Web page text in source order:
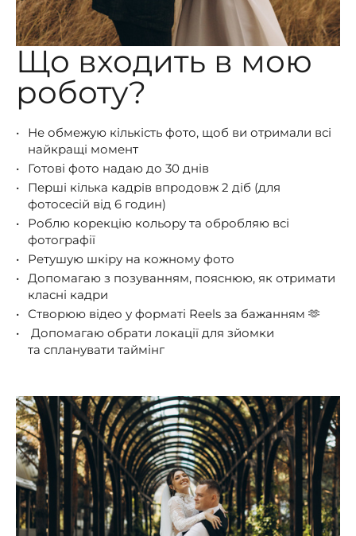
Що входить в мою
роботу?
Не обмежую кількість фото, щоб ви отримали всі
найкращі момент
Готові фото надаю до 30 днів
Перші кілька кадрів впродовж 2 діб (для
фотосесій від 6 годин)
Роблю корекцію кольору та обробляю всі
фотографії
Ретушую шкіру на кожному фото
Допомагаю з позуванням, пояснюю, як отримати
класні кадри
Створюю відео у форматі Reels за бажанням 🫶
Допомагаю обрати локації для зйомки
та спланувати таймінг